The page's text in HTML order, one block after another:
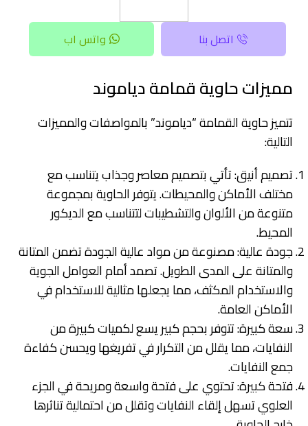
اتصل بنا واتس اب
مميزات حاوية قمامة دياموند
تتميز حاوية القمامة “دياموند” بالمواصفات والمميزات
التالية:
تصميم أنيق: تأتي بتصميم معاصر وجذاب يتناسب مع
مختلف الأماكن والمحيطات. يتوفر الحاوية بمجموعة
متنوعة من الألوان والتشطيبات لتتناسب مع الديكور
المحيط.
جودة عالية: مصنوعة من مواد عالية الجودة تضمن المتانة
والمتانة على المدى الطويل. تصمد أمام العوامل الجوية
والاستخدام المكثف، مما يجعلها مثالية للاستخدام في
الأماكن العامة.
سعة كبيرة: تتوفر بحجم كبير يسع لكميات كبيرة من
النفايات، مما يقلل من التكرار في تفريغها ويحسن كفاءة
جمع النفايات.
فتحة كبيرة: تحتوي على فتحة واسعة ومريحة في الجزء
العلوي تسهل إلقاء النفايات وتقلل من احتمالية تناثرها